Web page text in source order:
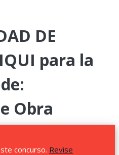
DE
para la
Obra
concurso. Revise